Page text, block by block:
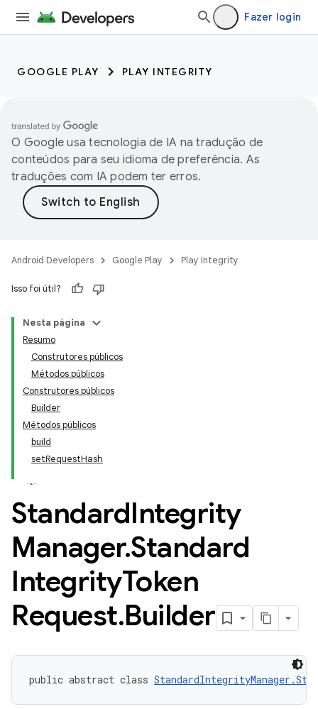
Fazer login
GOOGLE PLAY PLAY INTEGRITY
O Google usa tecnologia de IA na tradução de
conteúdos para seu idioma de preferência. As
traduções com IA podem ter erros.
Android Developers Google Play Play Integrity
Isso foi útil?
Nesta página
Resumo
Construtores públicos
Métodos públicos
Construtores públicos
Builder
Métodos públicos
build
setRequestHash
StandardIntegrity
Manager.Standard
IntegrityToken
Request.Builder
public abstract class